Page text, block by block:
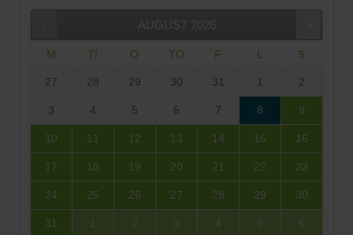
AUGUST 2026
M TI O TO F L S
27 28 29 30 31 1 2
3 4 5 6 7 8 9
10 11 12 13 14 15 16
17 18 19 20 21 22 23
24 25 26 27 28 29 30
31 1 2 3 4 5 6